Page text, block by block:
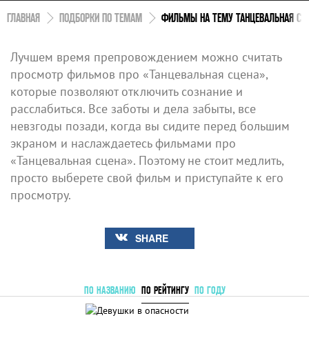
ГЛАВНАЯ ПОДБОРКИ ПО ТЕМАМ ФИЛЬМЫ НА ТЕМУ ТАНЦЕВАЛЬНАЯ
Лучшем время препровождением можно считать
просмотр фильмов про «Танцевальная сцена»,
которые позволяют отключить сознание и
расслабиться. Все заботы и дела забыты, все
невзгоды позади, когда вы сидите перед большим
экраном и наслаждаетесь фильмами про
«Танцевальная сцена». Поэтому не стоит медлить,
просто выберете свой фильм и приступайте к его
просмотру.
SHARE
ПО НАЗВАНИЮ ПО РЕЙТИНГУ ПО ГОДУ